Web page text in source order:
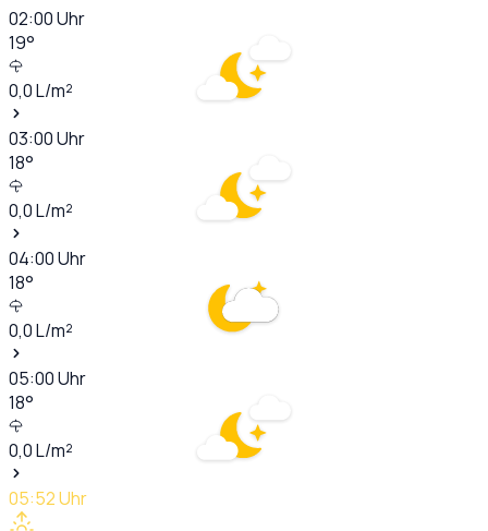
02:00Uhr
19°
0,0L/m²
03:00Uhr
18°
0,0L/m²
04:00Uhr
18°
0,0L/m²
05:00Uhr
18°
0,0L/m²
05:52Uhr